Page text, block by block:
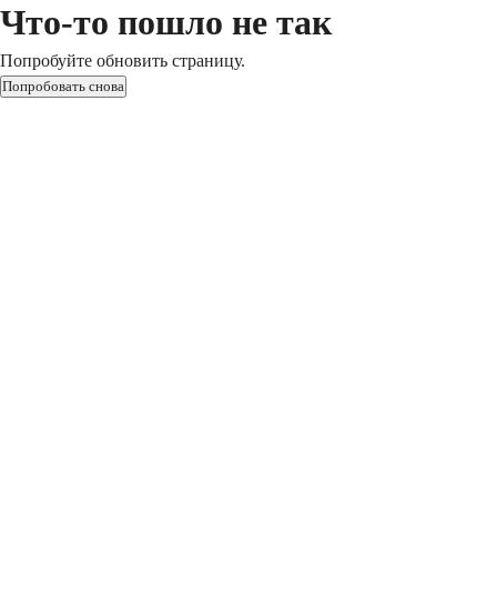
Что-то пошло не так
Попробуйте обновить страницу.
Попробовать снова